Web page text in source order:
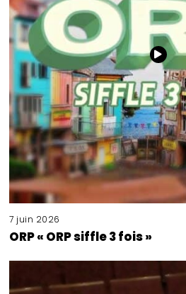
7 juin 2026
ORP « ORP siffle 3 fois »